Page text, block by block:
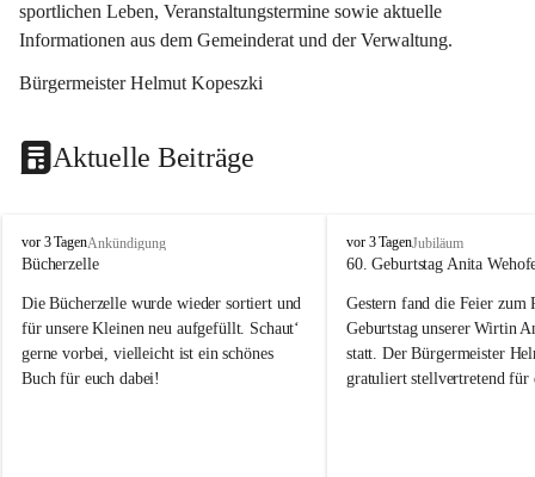
sportlichen Leben, Veranstaltungstermine sowie aktuelle
Informationen aus dem Gemeinderat und der Verwaltung.
Bürgermeister Helmut Kopeszki
Aktuelle Beiträge
T
o
a
j
vor 3 TagenAnkündigung
Bücherzelle
Die Bücherzelle wurde wieder sortiert und
für unsere Kleinen neu aufgefüllt. Schaut‘
gerne vorbei, vielleicht ist ein schönes
Buch für euch dabei!
T
o
a
j
vor 3 TagenJubiläum
60. Geburtstag Anita
Gestern fand die Feier zum
Geburtstag unserer Wirtin
statt. Der Bürgermeister
gratuliert stellvertretend für